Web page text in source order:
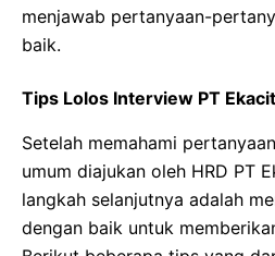
menjawab pertanyaan-
baik.
Tips Lolos Interview PT
Setelah memahami
umum diajukan oleh HRD PT
langkah selanjutnya adalah
dengan baik untuk